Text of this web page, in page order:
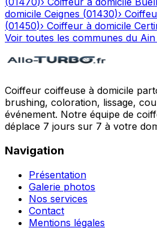
domicile Ceignes (01430)›
(01450)› Coiffeur à domicile
Voir toutes les communes du Ain
Coiffeur coiffeuse à domicile
brushing, coloration, lissage,
événement. Notre équipe de
déplace 7 jours sur 7 à votre
Navigation
Présentation
Galerie photos
Nos services
Contact
Mentions légales